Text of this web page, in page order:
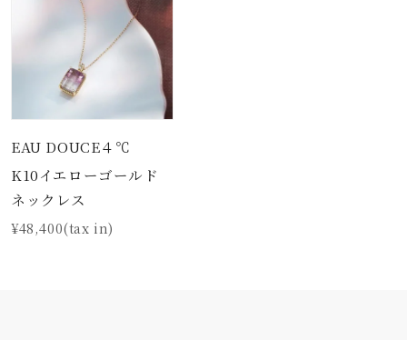
EAU DOUCE４℃
K10イエローゴールド
ネックレス
¥48,400(tax in)